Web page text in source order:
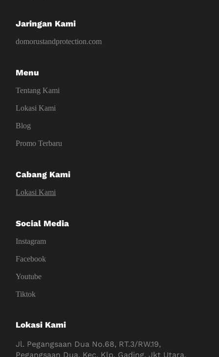
Jaringan Kami
domorustandprotection.com
Menu
Tentang Kami
Lokasi Kami
Blog
Promo Terbaru
Cabang Kami
Lokasi Kami
Social Media
Instagram
Facebook
Youtube
Tiktok
Lokasi Kami
Jl. Pegangsaan Dua No.68, RT.3/RW.19,
Pegangsaan Dua, Kec. Klp. Gading, Jkt Utara,